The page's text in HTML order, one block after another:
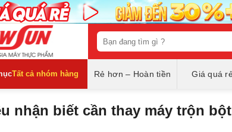
Tìm
kiếm:
Tất cả nhóm hàng Rẻ hơn – Hoàn tiền Giá quá
nhận biết cần thay máy trộn